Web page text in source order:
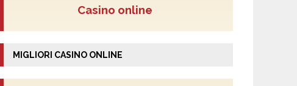
Casino online
MIGLIORI CASINO ONLINE